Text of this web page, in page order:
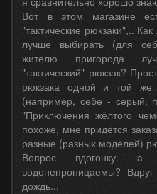
Вот в этом магазине
"тактические рюкзаки",..
лучше выбирать (для
жителю пригорода
"тактический" рюкзак?
рюкзака одной и той же
(например, себе - серый,
"Приключения жёлтого
похоже, мне придётся
разные (разных моделей)
Вопрос вдогонку: а
водонепроницаемы?
дождь...